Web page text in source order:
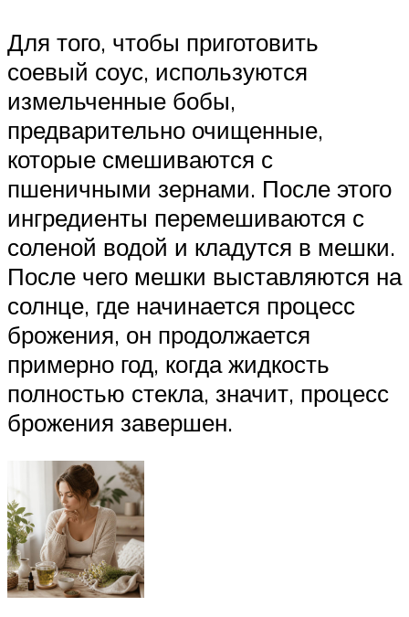
Для того, чтобы приготовить
соевый соус, используются
измельченные бобы,
предварительно очищенные,
которые смешиваются с
пшеничными зернами. После этого
ингредиенты перемешиваются с
соленой водой и кладутся в мешки.
После чего мешки выставляются на
солнце, где начинается процесс
брожения, он продолжается
примерно год, когда жидкость
полностью стекла, значит, процесс
брожения завершен.